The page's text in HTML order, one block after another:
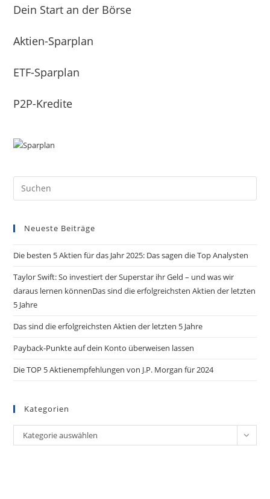
Dein Start an der Börse
Aktien-Sparplan
ETF-Sparplan
P2P-Kredite
Neueste Beiträge
Die besten 5 Aktien für das Jahr 2025: Das sagen die Top Analysten
Taylor Swift: So investiert der Superstar ihr Geld – und was wir
daraus lernen könnenDas sind die erfolgreichsten Aktien der letzten
5 Jahre
Das sind die erfolgreichsten Aktien der letzten 5 Jahre
Payback-Punkte auf dein Konto überweisen lassen
Die TOP 5 Aktienempfehlungen von J.P. Morgan für 2024
Kategorien
Kategorie auswählen